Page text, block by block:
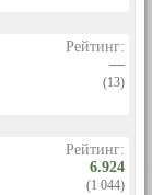
Рейтинг:
—
(13)
Рейтинг:
6.924
(1 044)